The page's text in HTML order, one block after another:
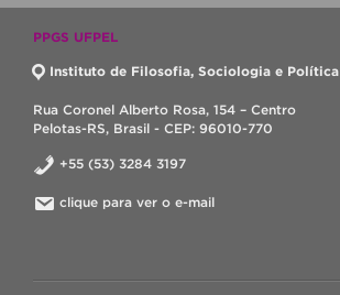
PPGS UFPEL
Instituto de Filosofia, Sociologia e Política
Rua Coronel Alberto Rosa, 154 – Centro
Pelotas-RS, Brasil - CEP: 96010-770
+55 (53) 3284 3197
clique para ver o e-mail